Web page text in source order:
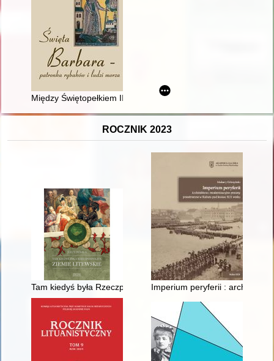
Między Świętopełkiem II a Krzyżakami : trzynastowieczne
ROCZNIK 2023
Tam kiedyś była Rzeczpospolita : ziemie litewskie
Imperium peryferii :